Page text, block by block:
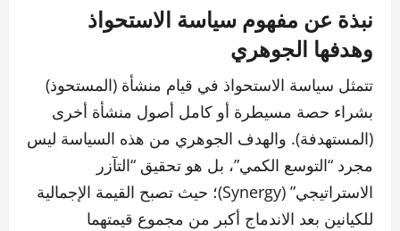
نبذة عن مفهوم سياسة الاستحواذ
وهدفها الجوهري
تتمثل سياسة الاستحواذ في قيام منشأة (المستحوذ)
بشراء حصة مسيطرة أو كامل أصول منشأة أخرى
(المستهدفة). والهدف الجوهري من هذه السياسة ليس
مجرد “التوسع الكمي”، بل هو تحقيق “التآزر
الاستراتيجي” (Synergy)؛ حيث تصبح القيمة الإجمالية
للكيانين بعد الاندماج أكبر من مجموع قيمتهما